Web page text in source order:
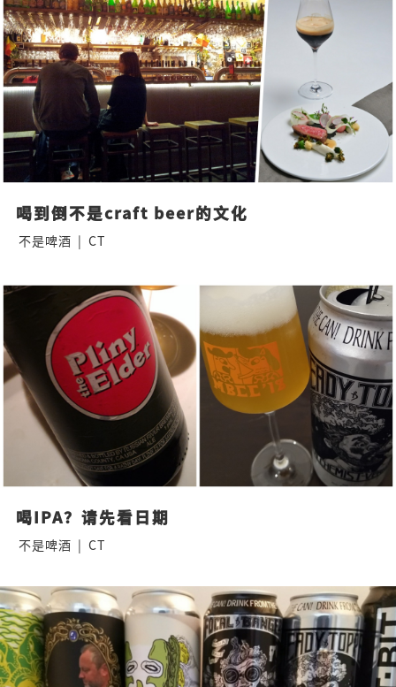
喝到倒不是craft beer的文化
不是啤酒 | CT
喝IPA？请先看日期
不是啤酒 | CT